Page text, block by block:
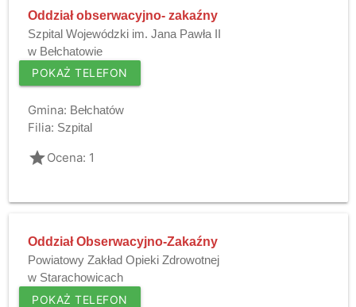
Oddział obserwacyjno- zakaźny
Szpital Wojewódzki im. Jana Pawła II
w Bełchatowie
POKAŻ TELEFON
Gmina: Bełchatów
Filia: Szpital
gradeOcena: 1
Oddział Obserwacyjno-Zakaźny
Powiatowy Zakład Opieki Zdrowotnej
w Starachowicach
POKAŻ TELEFON